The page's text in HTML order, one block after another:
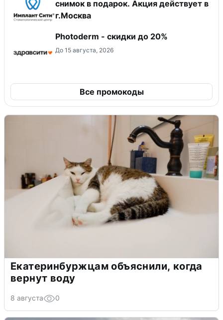
снимок в подарок. Акция действует в
г.Москва
Photoderm - скидки до 20%
До 15 августа, 2026
Все промокоды
Екатеринбуржцам объяснили, когда
вернут воду
8 августа 0